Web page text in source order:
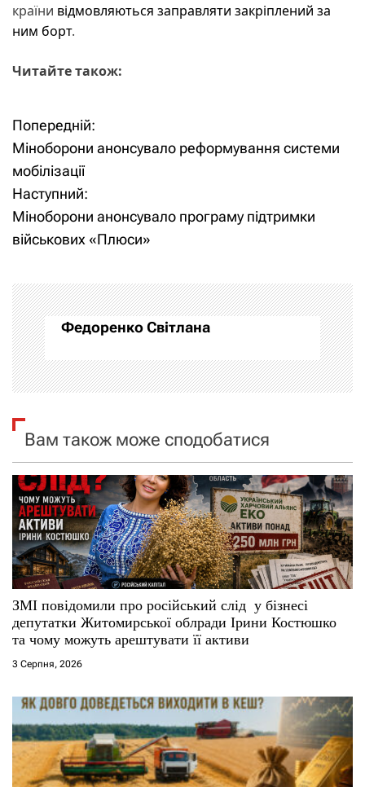
країни відмовляються заправляти закріплений за
ним борт.
Читайте також:
Н
а
в
і
а
ц
і
а
п
и
с
і
в
Попередній:
Міноборони анонсувало реформування системи
мобілізації
Наступний:
Міноборони анонсувало програму підтримки
військових «Плюси»
Федоренко Світлана
Вам також може сподобатися
ЗМІ повідомили про російський слід у бізнесі
депутатки Житомирської облради Ірини Костюшко
та чому можуть арештувати її активи
3 Серпня, 2026